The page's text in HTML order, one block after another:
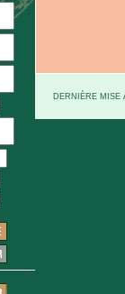
DERNIÈRE MISE